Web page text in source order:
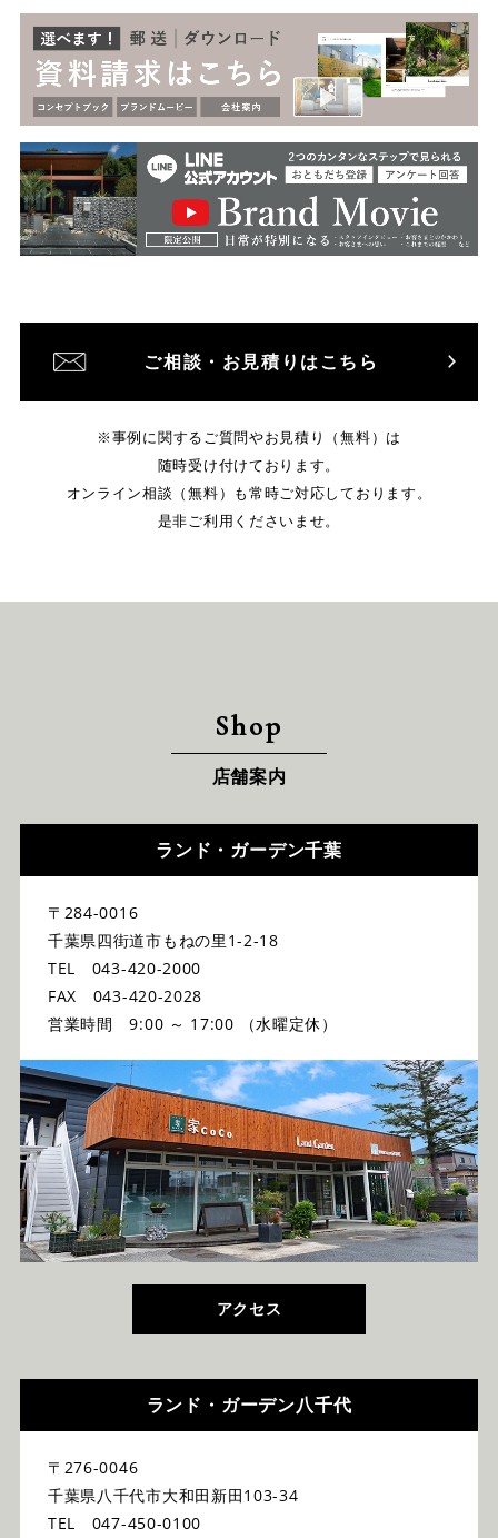
ご相談・お見積りはこちら
※事例に関するご質問やお見積り（無料）は
随時受け付けております。
オンライン相談（無料）も常時ご対応しております。
是非ご利用くださいませ。
Shop
店舗案内
ランド・ガーデン千葉
〒284-0016
千葉県四街道市もねの里1-2-18
TEL 043-420-2000
FAX 043-420-2028
営業時間 9:00 ～ 17:00 （水曜定休）
アクセス
ランド・ガーデン八千代
〒276-0046
千葉県八千代市大和田新田103-34
TEL 047-450-0100